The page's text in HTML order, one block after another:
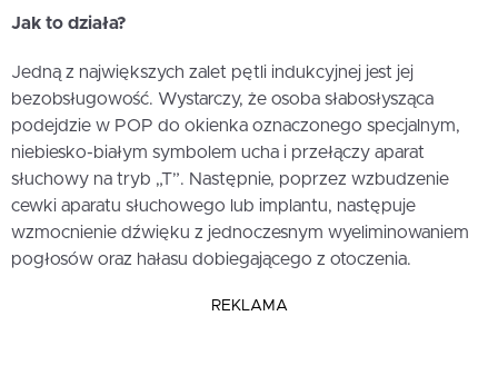
Jak to działa?
Jedną z największych zalet pętli indukcyjnej jest jej
bezobsługowość. Wystarczy, że osoba słabosłysząca
podejdzie w POP do okienka oznaczonego specjalnym,
niebiesko-białym symbolem ucha i przełączy aparat
słuchowy na tryb „T”. Następnie, poprzez wzbudzenie
cewki aparatu słuchowego lub implantu, następuje
wzmocnienie dźwięku z jednoczesnym wyeliminowaniem
pogłosów oraz hałasu dobiegającego z otoczenia.
REKLAMA